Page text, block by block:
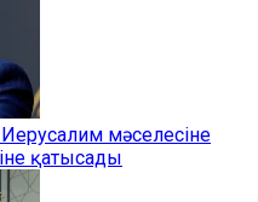
мәселесіне
қатысады